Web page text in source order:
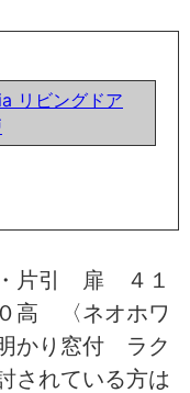
リビングドア
片引 扉 ４１
高 〈ネオホワ
かり窓付 ラク
されている方は